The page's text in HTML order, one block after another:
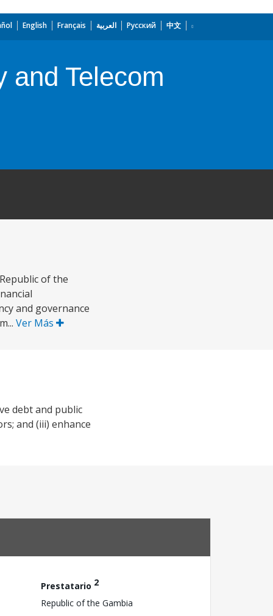
English Français العربية Русский 中文
and Telecom
of the
and governance
Ver Más
debt and public
and (iii) enhance
Prestatario 2
Republic of the Gambia